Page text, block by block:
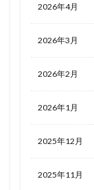
2026年4月
2026年3月
2026年2月
2026年1月
2025年12月
2025年11月